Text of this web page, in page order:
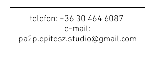
telefon: +36 30 464 6087
e-mail:
pa2p.epitesz.studio@gmail.com